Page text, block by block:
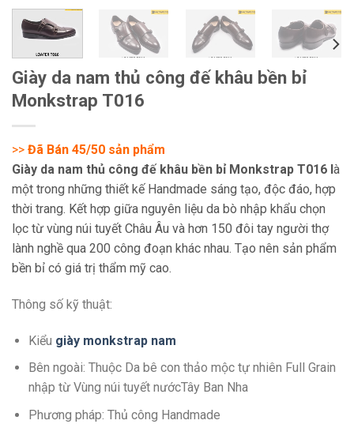
Giày da nam thủ công đế khâu bền bỉ
Monkstrap T016
>> Đã Bán 45/50 sản phẩm
Giày da nam thủ công đế khâu bền bỉ Monkstrap T016 l à
một trong những thiết kế Handmade sáng tạo, độc đáo, hợp
thời trang. Kết hợp giữa nguyên liệu da bò nhập khẩu chọn
lọc từ vùng núi tuyết Châu Âu và hơn 150 đôi tay người thợ
lành nghề qua 200 công đoạn khác nhau. Tạo nên sản phẩm
bền bỉ có giá trị thẩm mỹ cao.
Thông số kỹ thuật:
Kiểu giày monkstrap nam
Bên ngoài: Thuộc Da bê con thảo mộc tự nhiên Full Grain
nhập từ Vùng núi tuyết nướcTây Ban Nha
Phương pháp: Thủ công Handmade